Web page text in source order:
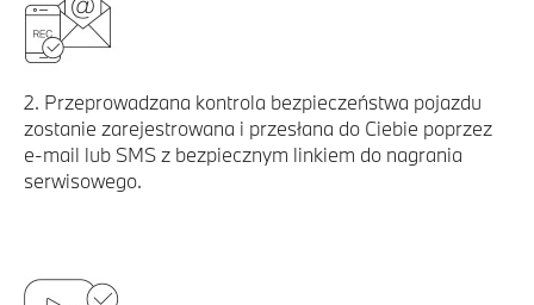
2. Przeprowadzana kontrola bezpieczeństwa pojazdu
zostanie zarejestrowana i przesłana do Ciebie poprzez
e-mail lub SMS z bezpiecznym linkiem do nagrania
serwisowego.